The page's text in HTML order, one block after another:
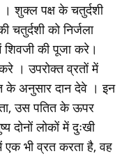
शुक्ल पक्ष के चतुर्दशी
को निर्जला
की पूजा करे।
। उपरोक्त व्रतों में
के अनुसार दान देवे । इन
उस पतित के ऊपर
दोनों लोकों में दुःखी
एक भी व्रत करता है, वह